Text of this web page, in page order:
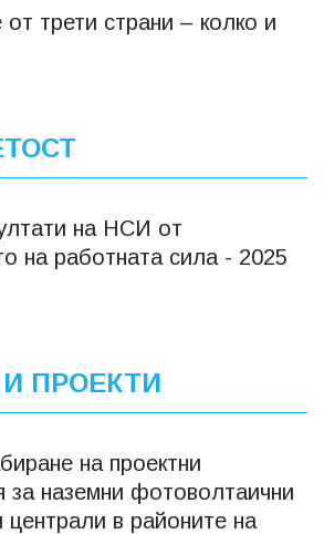
трети страни – колко и
на НСИ от
на работната сила - 2025
ПРОЕКТИ
на проектни
за наземни фотоволтаични
централи в районите на